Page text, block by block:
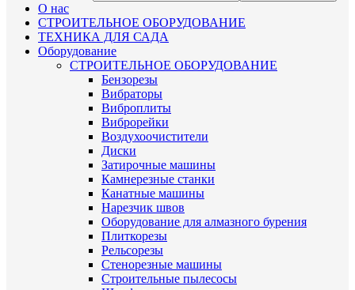
О нас
СТРОИТЕЛЬНОЕ ОБОРУДОВАНИЕ
ТЕХНИКА ДЛЯ САДА
Оборудование
СТРОИТЕЛЬНОЕ ОБОРУДОВАНИЕ
Бензорезы
Вибраторы
Виброплиты
Виброрейки
Воздухоочистители
Диски
Затирочные машины
Камнерезные станки
Канатные машины
Нарезчик швов
Оборудование для алмазного бурения
Плиткорезы
Рельсорезы
Стенорезные машины
Строительные пылесосы